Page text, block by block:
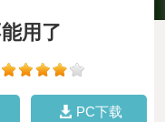
用了
PC下载